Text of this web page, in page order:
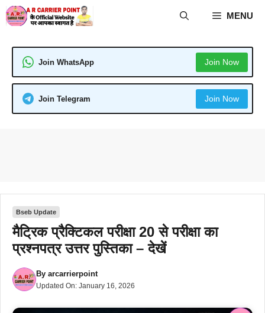
Skip
to
MENU
Join WhatsApp Join Now
Join Telegram Join Now
Bseb Update
मैट्रिक प्रैक्टिकल परीक्षा 20 से परीक्षा का
प्रश्नपत्र उत्तर पुस्तिका – देखें
By arcarrierpoint
Updated On: January 16, 2026